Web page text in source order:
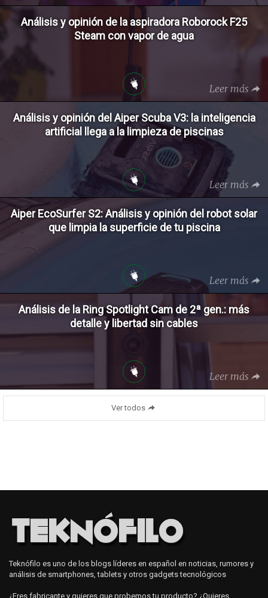
Análisis y opinión de la aspiradora Roborock F25
Steam con vapor de agua
Leer más
Análisis y opinión del Aiper Scuba V3: la inteligencia
artificial llega a la limpieza de piscinas
Leer más
Aiper EcoSurfer S2: Análisis y opinión del robot solar
que limpia la superficie de tu piscina
Leer más
Análisis de la Ring Spotlight Cam de 2ª gen.: más
detalle y libertad sin cables
Leer más
Ver todos
Teknófilo es uno de los blogs líderes en español en noticias, rumores y
análisis de smartphones, tablets y otros gadgets tecnológicos
¿Eres fabricante y quieres que probemos tu producto? ¿Quieres